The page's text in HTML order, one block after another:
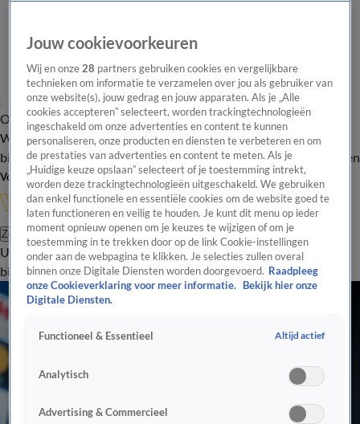
Overzicht Onze programma's Uitzendingen Onze gezichten
In de
WandelgangenInterviewsUitzending
bijwonenPodcastShopVeelgestelde vragenKijkersvraag insturen
Volg Vandaag Inside
Zoeken
UitzendingenVandaag InsideDe OranjezomerShopUitzending
bijwonen
Jouw cookievoorkeuren
Wij en onze28 partners gebruiken cookies en vergelijkbare
technieken om informatie te verzamelen over jou als gebruiker van
onze website(s), jouw gedrag en jouw apparaten. Als je „Alle
cookies accepteren” selecteert, worden trackingtechnologieën
ingeschakeld om onze advertenties en content te kunnen
personaliseren, onze producten en diensten te verbeteren en om
de prestaties van advertenties en content te meten. Als je
„Huidige keuze opslaan” selecteert of je toestemming intrekt,
worden deze trackingtechnologieën uitgeschakeld. We gebruiken
dan enkel functionele en essentiële cookies om de website goed te
laten functioneren en veilig te houden. Je kunt dit menu op ieder
moment opnieuw openen om je keuzes te wijzigen of om je
toestemming in te trekken door op de link Cookie-instellingen
onder aan de webpagina te klikken. Je selecties zullen overal
binnen onze Digitale Diensten worden doorgevoerd. Raadpleeg
onze Cookieverklaring voor meer informatie.
Bekijk hier onze
Digitale Diensten.
Functioneel & Essentieel Altijd actief
Analytisch
Advertising & Commercieel